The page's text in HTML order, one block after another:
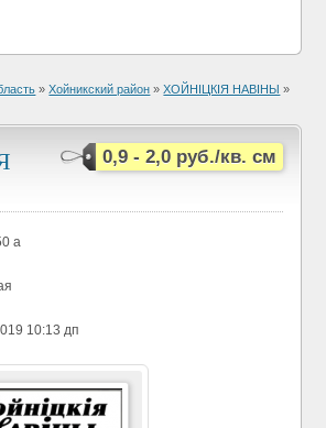
»Хойникский район »ХОЙНIЦКIЯ НАВIНЫ »
0,9 - 2,0 руб./кв. см
а
10:13 дп